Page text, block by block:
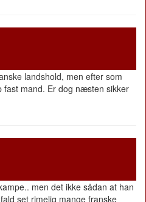
landshold, men efter som
fast mand. Er dog næsten sikker
men det ikke sådan at han
set rimelig mange franske